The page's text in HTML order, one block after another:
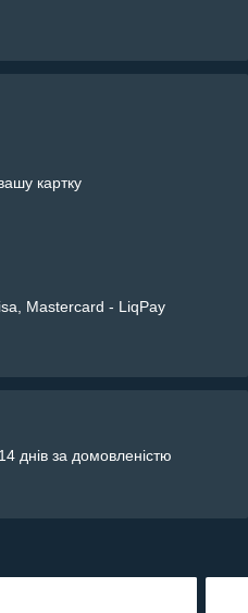
картку
Mastercard - LiqPay
днів за домовленістю